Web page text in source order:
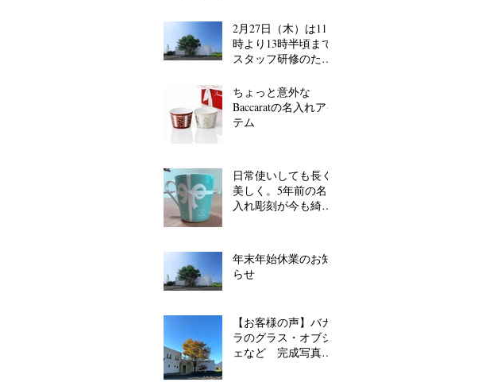
2月27日（木）は11
時より13時半頃まで
スタッフ研修のた
話対応となります。
ちょっと意外な
Baccaratの名入れアイ
テム
日常使いしても長く
美しく。5年前の名
入れ彫刻が今も綺麗
年末年始休業のお知
らせ
【お客様の声】バカ
ラのグラス・オブジ
ェなど 完成写真ご